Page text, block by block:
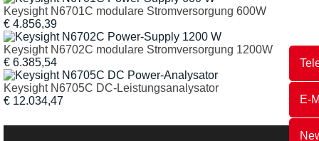
E-
Keysight N6701C modulare Stromversorgung 600W
€ 4.856,39
Keysight N6702C modulare Stromversorgung 1200W
€ 6.385,54
Keysight N6705C DC-Leistungsanalysator
€ 12.034,47